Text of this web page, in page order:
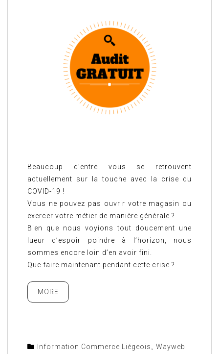
Beaucoup d’entre vous se retrouvent
actuellement sur la touche avec la crise du
COVID-19 !
Vous ne pouvez pas ouvrir votre magasin ou
exercer votre métier de manière générale ?
Bien que nous voyions tout doucement une
lueur d’espoir poindre à l’horizon, nous
sommes encore loin d’en avoir fini.
Que faire maintenant pendant cette crise ?
MORE
Information Commerce Liégeois Wayweb